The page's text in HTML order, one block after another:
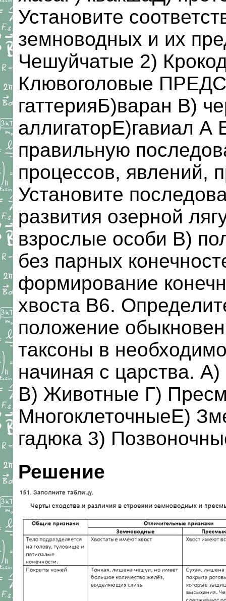
Установите
земноводных и их
Чешуйчатые 2)
Клювоголовые
гаттерияБ)варан B)
аллигаторЕ)гавиал А
правильную
процессов, явлений,
Установите
развития озерной
взрослые особи B)
без парных
формирование
хвоста В6.
положение
таксоны в
начиная с царства.
B) Животные Г)
МногоклеточныеЕ)
гадюка 3)
Решение